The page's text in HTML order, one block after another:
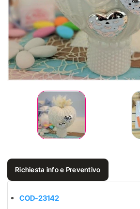
Richiesta info e Preventivo
COD-23142